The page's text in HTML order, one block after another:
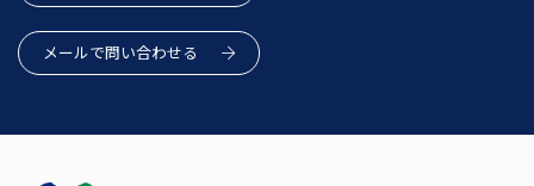
メールで問い合わせる